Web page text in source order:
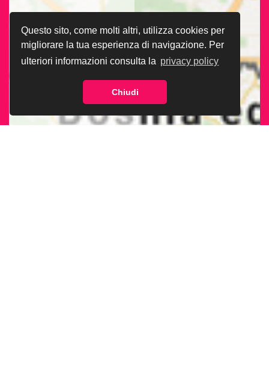
Questo sito, come molti altri, utilizza cookies per
migliorare la tua esperienza di navigazione. Per
ulteriori informazioni consulta la privacy policy
Chiudi